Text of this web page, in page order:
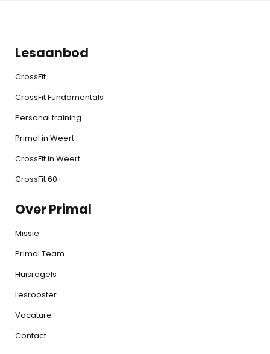
Lesaanbod
CrossFit
CrossFit Fundamentals
Personal training
Primal in Weert
CrossFit in Weert
CrossFit 60+
Over Primal
Missie
Primal Team
Huisregels
Lesrooster
Vacature
Contact